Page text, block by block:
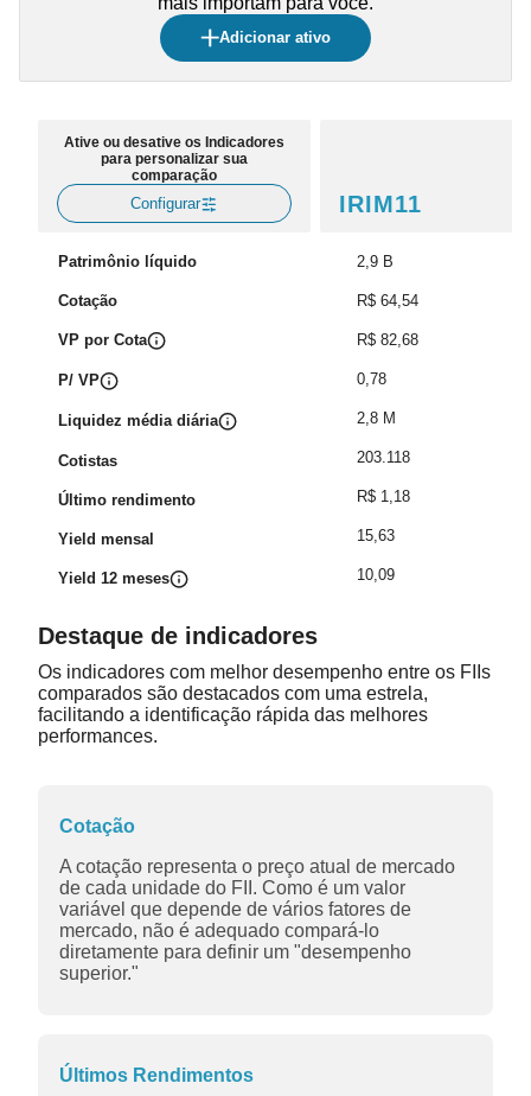
Adicionar ativo
Ative ou desative os Indicadores
para personalizar sua
comparação
Configurar
Patrimônio líquido
Cotação
VP por Cota
P/ VP
Liquidez média diária
Cotistas
Último rendimento
Yield mensal
Yield 12 meses
IRIM11
2,9 B
R$ 64,54
R$ 82,68
0,78
2,8 M
203.118
R$ 1,18
15,63
10,09
Destaque de indicadores
Os indicadores com melhor desempenho entre os FIIs
comparados são destacados com uma estrela,
facilitando a identificação rápida das melhores
performances.
Cotação
A cotação representa o preço atual de mercado
de cada unidade do FII. Como é um valor
variável que depende de vários fatores de
mercado, não é adequado compará-lo
diretamente para definir um "desempenho
superior."
Últimos Rendimentos